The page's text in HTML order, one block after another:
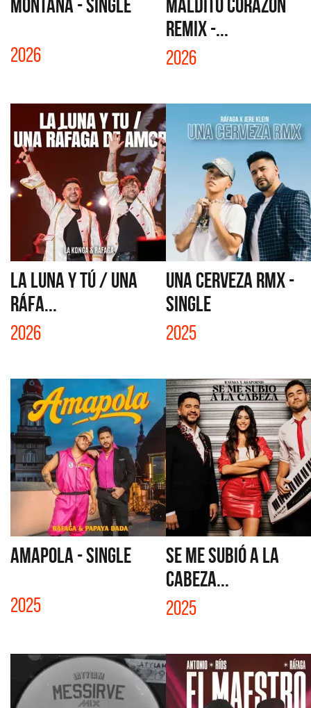
MONTAÑA - SINGLE
2026
MALDITO CORAZÓN
REMIX -...
2026
LA LUNA Y TÚ / UNA
RÁFA...
2026
UNA CERVEZA RMX -
SINGLE
2025
AMAPOLA - SINGLE
2025
SE ME SUBIÓ A LA
CABEZA...
2025